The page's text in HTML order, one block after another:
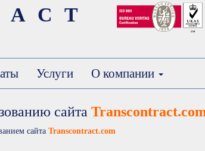
Услуги О компании
сайта
сайтаTranscontract.com